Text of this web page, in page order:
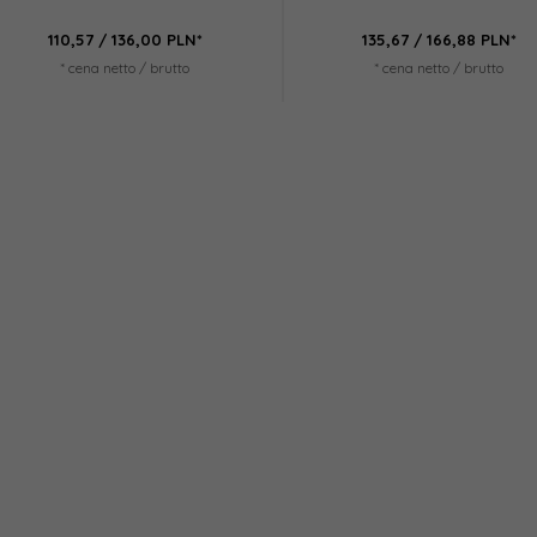
110,57 / 136,00 PLN*
* cena netto / brutto
135,67 / 166,88 PLN*
* cena netto / brutto